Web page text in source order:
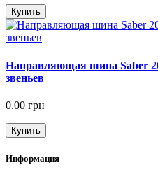
Купить
Направляющая шина Saber
звеньев
0.00 грн
Купить
Информация